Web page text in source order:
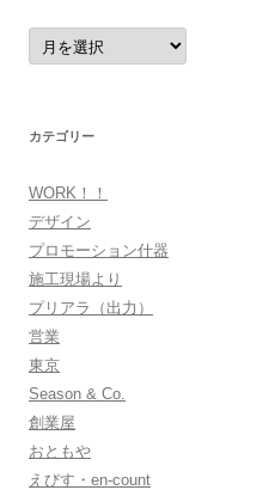
ア
ー
カ
カテゴリー
WORK！！
デザイン
プロモーション什器
施工現場より
プリアラ（出力）
営業
東京
Season & Co.
創業屋
おともや
えびす・en-count